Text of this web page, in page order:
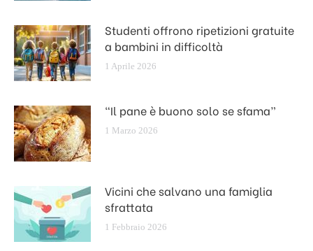
Studenti offrono ripetizioni gratuite
a bambini in difficoltà
1 Aprile 2026
“Il pane è buono solo se sfama”
1 Marzo 2026
Vicini che salvano una famiglia
sfrattata
1 Febbraio 2026